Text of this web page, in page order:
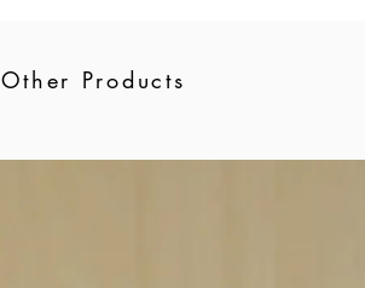
Other Products